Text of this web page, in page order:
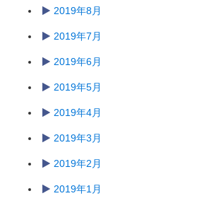
2019年8月
2019年7月
2019年6月
2019年5月
2019年4月
2019年3月
2019年2月
2019年1月